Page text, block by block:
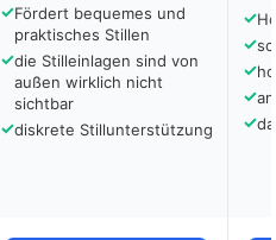
✓Fördert bequemes und
praktisches Stillen
✓die Stilleinlagen sind von
außen wirklich nicht
sichtbar
✓diskrete Stillunterstützung
✓
✓
✓
✓
✓